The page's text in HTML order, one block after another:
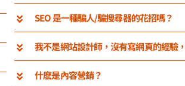
SEO 是一種騙人/騙搜尋器的花招嗎？
我不是網站設計師，沒有寫網頁的經驗
什麽是內容營銷？